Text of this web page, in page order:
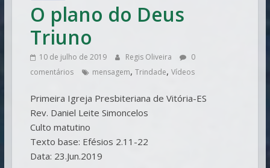
O plano do Deus
Triuno
10 de julho de 2019 Regis Oliveira
0
comentários
mensagem, Trindade, Vídeos
Primeira Igreja Presbiteriana de Vitória-ES
Rev. Daniel Leite Simoncelos
Culto matutino
Texto base: Efésios 2.11-22
Data: 23.Jun.2019